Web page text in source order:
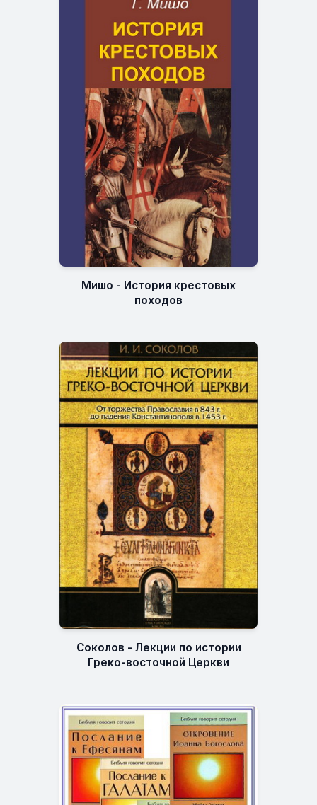
Мишо - История крестовых
походов
Соколов - Лекции по истории
Греко-восточной Церкви